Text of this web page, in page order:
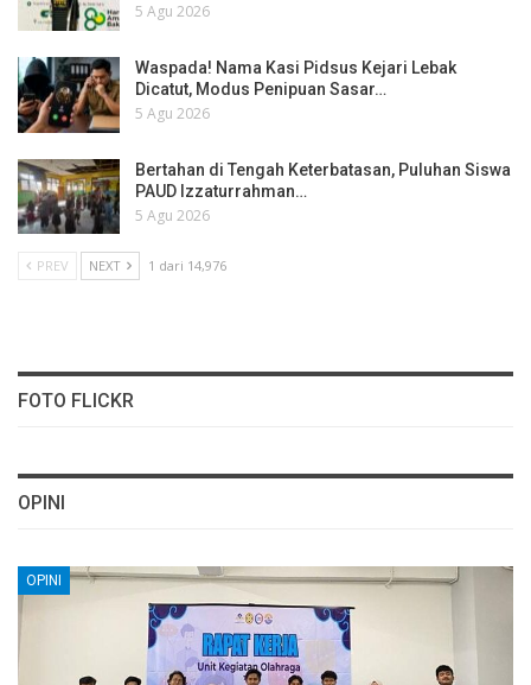
5 Agu 2026
Waspada! Nama Kasi Pidsus Kejari Lebak
Dicatut, Modus Penipuan Sasar…
5 Agu 2026
Bertahan di Tengah Keterbatasan, Puluhan Siswa
PAUD Izzaturrahman…
5 Agu 2026
PREV NEXT 1 dari 14,976
FOTO FLICKR
OPINI
OPINI